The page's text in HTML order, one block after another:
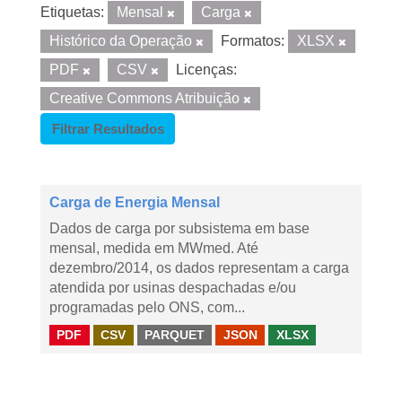
Etiquetas: Mensal
Carga
Histórico da Operação
Formatos:
XLSX
PDF
CSV
Licenças:
Creative Commons Atribuição
Filtrar Resultados
Carga de Energia Mensal
Dados de carga por subsistema em base
mensal, medida em MWmed. Até
dezembro/2014, os dados representam a carga
atendida por usinas despachadas e/ou
programadas pelo ONS, com...
PDF CSV PARQUET JSON XLSX